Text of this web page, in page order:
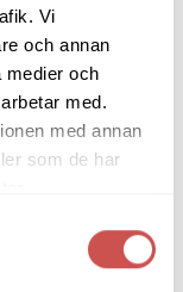
Vi
och annan
medier och
med.
med annan
som de har